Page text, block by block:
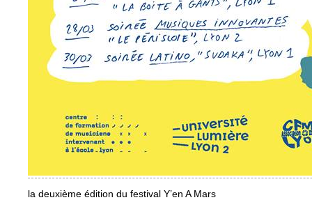
la deuxième édition du festival Y’en A Mars